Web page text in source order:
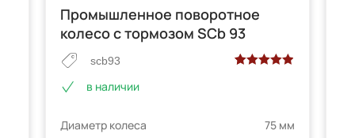
Промышленное поворотное
колесо с тормозом SCb 93
scb93
опроса
в наличии
Диаметр колеса
75 мм